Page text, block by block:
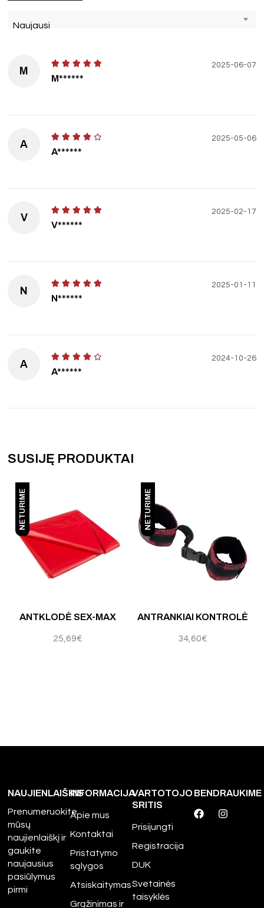
Naujausi
M
M******
2025-06-07
A
A******
2025-05-06
V
V******
2025-02-17
N
N******
2025-01-11
A
A******
2024-10-26
SUSIJĘ PRODUKTAI
NETURIME
ANTKLODĖ SEX-MAX
25,69€
NETURIME
ANTRANKIAI KONTROLĖ
34,60€
Įvertinimas:5.00iš 5
NAUJIENLAIŠKIS
Prenumeruokite
mūsų
naujienlaiškį ir
gaukite
naujausius
pasiūlymus
pirmi
INFORMACIJA
Apie mus
Kontaktai
Pristatymo
sąlygos
Atsiskaitymas
Grąžinimas ir
VARTOTOJO
SRITIS
Prisijungti
Registracija
DUK
Svetainės
taisyklės
BENDRAUKIME